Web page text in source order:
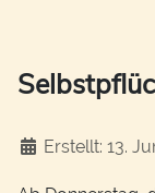
DetailsErstellt: 13.